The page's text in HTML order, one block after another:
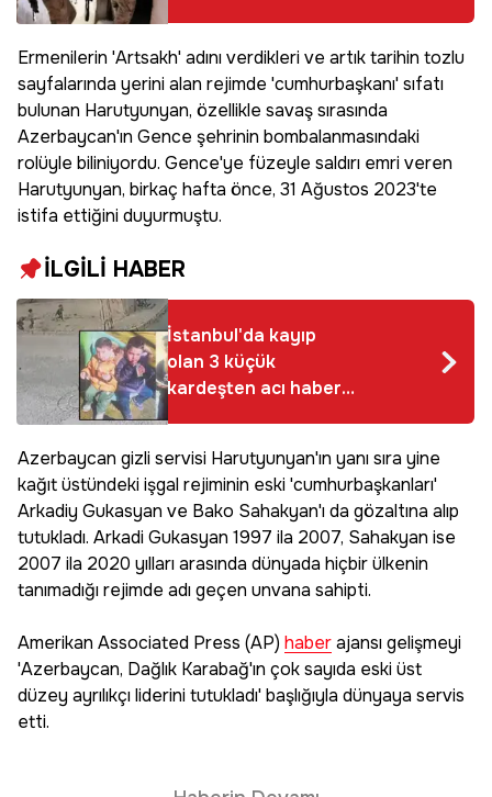
Ermenilerin 'Artsakh' adını verdikleri ve artık tarihin tozlu
sayfalarında yerini alan rejimde 'cumhurbaşkanı' sıfatı
bulunan Harutyunyan, özellikle savaş sırasında
Azerbaycan'ın Gence şehrinin bombalanmasındaki
rolüyle biliniyordu. Gence'ye füzeyle saldırı emri veren
Harutyunyan, birkaç hafta önce, 31 Ağustos 2023'te
istifa ettiğini duyurmuştu.
İLGİLİ HABER
İstanbul'da kayıp
olan 3 küçük
kardeşten acı haber
temelinde bulundu
Azerbaycan gizli servisi Harutyunyan'ın yanı sıra yine
kağıt üstündeki işgal rejiminin eski 'cumhurbaşkanları'
Arkadiy Gukasyan ve Bako Sahakyan'ı da gözaltına alıp
tutukladı. Arkadi Gukasyan 1997 ila 2007, Sahakyan ise
2007 ila 2020 yılları arasında dünyada hiçbir ülkenin
tanımadığı rejimde adı geçen unvana sahipti.
Amerikan Associated Press (AP) haberajansı gelişmeyi
'Azerbaycan, Dağlık Karabağ'ın çok sayıda eski üst
düzey ayrılıkçı liderini tutukladı' başlığıyla dünyaya servis
etti.